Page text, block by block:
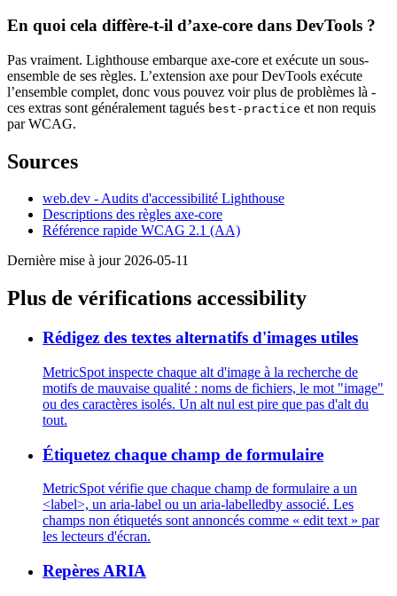
En quoi cela diffère-t-il d’axe-core dans DevTools ?
Pas vraiment. Lighthouse embarque axe-core et exécute un sous-
ensemble de ses règles. L’extension axe pour DevTools exécute
l’ensemble complet, donc vous pouvez voir plus de problèmes là -
ces extras sont généralement tagués best-practice et non requis
par WCAG.
Sources
web.dev - Audits d'accessibilité Lighthouse
Descriptions des règles axe-core
Référence rapide WCAG 2.1 (AA)
Dernière mise à jour 2026-05-11
Plus de vérifications accessibility
Rédigez des textes alternatifs d'images utiles
MetricSpot inspecte chaque alt d'image à la recherche de
motifs de mauvaise qualité : noms de fichiers, le mot "image"
ou des caractères isolés. Un alt nul est pire que pas d'alt du
tout.
Étiquetez chaque champ de formulaire
MetricSpot vérifie que chaque champ de formulaire a un
<label>, un aria-label ou un aria-labelledby associé. Les
champs non étiquetés sont annoncés comme « edit text » par
les lecteurs d'écran.
Repères ARIA